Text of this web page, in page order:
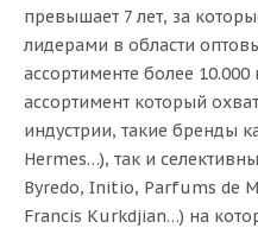
превышает 7 лет, за
лидерами в области
ассортименте более
ассортимент который
индустрии, такие бренды
Hermes…), так и
Byredo, Initio, Parfums de
Francis Kurkdjian…) на